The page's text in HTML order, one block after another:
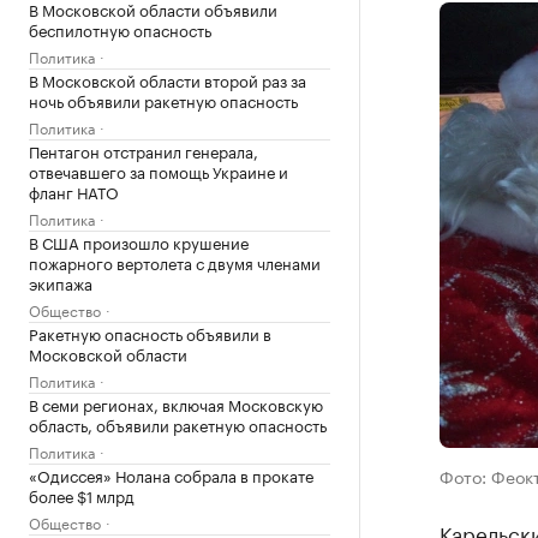
В Московской области объявили
беспилотную опасность
Политика
В Московской области второй раз за
ночь объявили ракетную опасность
Политика
Пентагон отстранил генерала,
отвечавшего за помощь Украине и
фланг НАТО
Политика
В США произошло крушение
пожарного вертолета с двумя членами
экипажа
Общество
Ракетную опасность объявили в
Московской области
Политика
В семи регионах, включая Московскую
область, объявили ракетную опасность
Политика
«Одиссея» Нолана собрала в прокате
более $1 млрд
Общество
Фото: